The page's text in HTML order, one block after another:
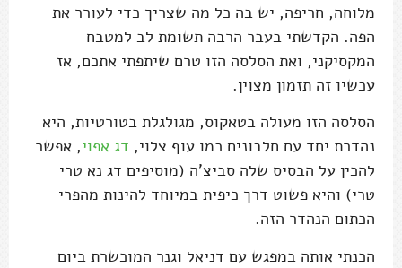
מלוחה, חריפה, יש בה כל מה שצריך כדי לעורר את
הפה. הקדשתי בעבר הרבה תשומת לב למטבח
המקסיקני, ואת הסלסה הזו טרם שיתפתי אתכם, אז
עכשיו זה תזמון מצוין.
הסלסה הזו מעולה בטאקוס, מגולגלת בטורטיות, היא
נהדרת יחד עם חלבונים כמו עוף צלוי, דג אפוי, אפשר
להכין על הבסיס שלה סביצ'ה (מוסיפים דג נא טרי
טרי) והיא פשוט דרך כיפית במיוחד להינות מהפרי
הכתום הנהדר הזה.
הכנתי אותה במפגש עם דניאל וגנר המוכשרת ביום